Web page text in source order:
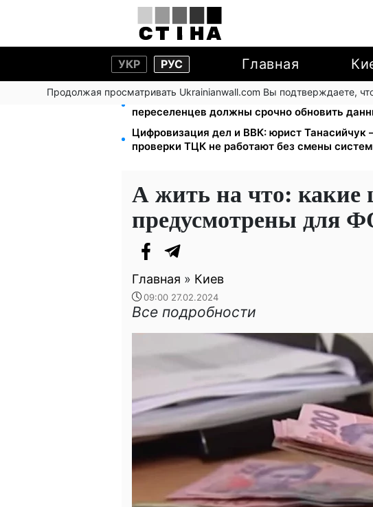
УКР РУС Главная
Продолжая просматривать Ukrainianwall.com Вы подтверждаете,
Выплаты ВПЛ в августе — 2000 и 3000 грн: 4
переселенцев должны срочно обновить
Цифровизация дел и ВВК: юрист Танасийчук
проверки ТЦК не работают без смены
А жить на что:
предусмотрены для
Главная » Киев
09:00 27.02.2024
Все подробности